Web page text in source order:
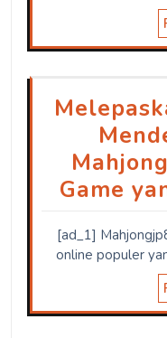
Game
[ad_1]
online populer